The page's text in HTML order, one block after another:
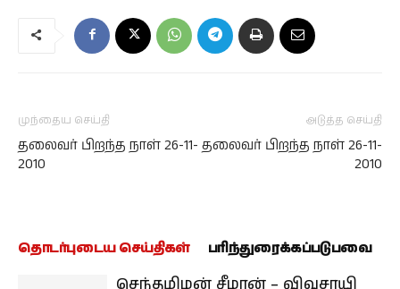
முந்தைய செய்தி
தலைவர் பிறந்த நாள் 26-11-
2010
அடுத்த செய்தி
தலைவர் பிறந்த நாள் 26-11-
2010
தொடர்புடைய செய்திகள் பரிந்துரைக்கப்படுபவை
செந்தமிழன் சீமான் – விவசாயி